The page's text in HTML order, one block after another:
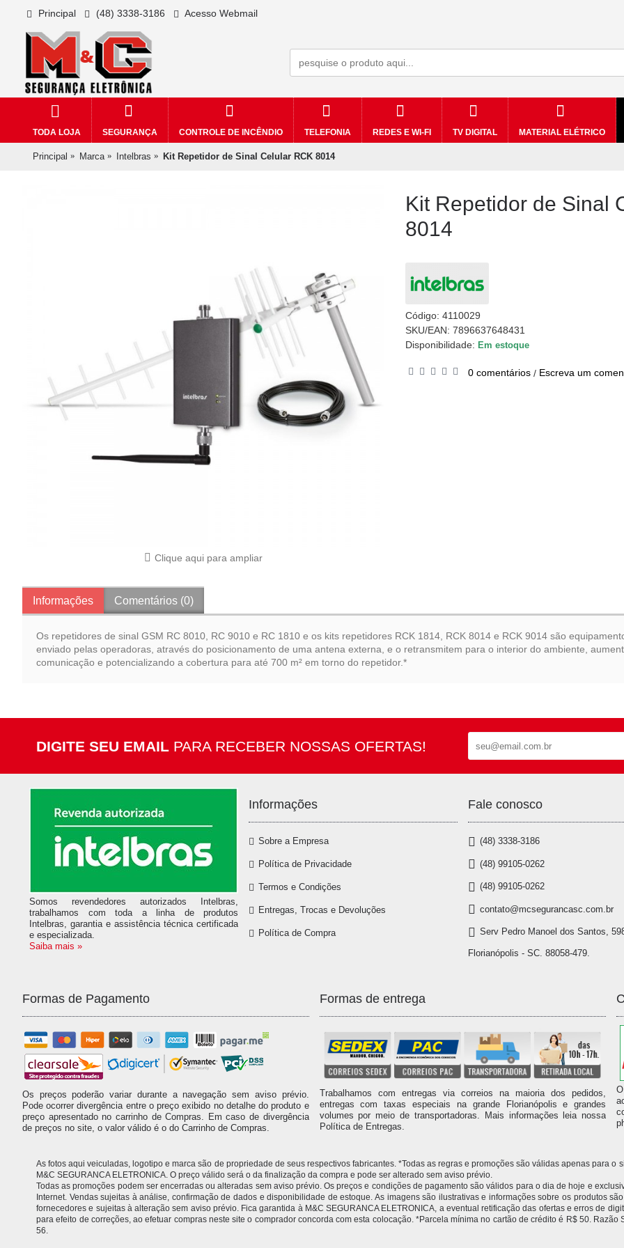
Principal (48) 3338-3186 Acesso Webmail
TODA LOJA SEGURANÇA CONTROLE DE INCÊNDIO TELEFONIA REDES E WI-FI TV DIGITAL MATERIAL ELÉTRICO
Principal Marca Intelbras Kit Repetidor de Sinal Celular RCK 8014
Clique aqui para ampliar
Kit Repetidor de Sinal
8014
Código: 4110029
SKU/EAN: 7896637648431
Disponibilidade: Em estoque
0 comentários / Escreva um
Informações Comentários (0)
Os repetidores de sinal GSM RC 8010, RC 9010 e RC 1810 e os kits repetidores RCK 1814, RCK 8014 e RCK 9014 são
enviado pelas operadoras, através do posicionamento de uma antena externa, e o retransmitem para o interior do ambiente,
comunicação e potencializando a cobertura para até 700 m² em torno do repetidor.*
DIGITE SEU EMAIL PARA RECEBER NOSSAS OFERTAS!
Somos revendedores autorizados Intelbras,
trabalhamos com toda a linha de produtos
Intelbras, garantia e assistência técnica certificada
e especializada.
Saiba mais »
Informações
Sobre a Empresa
Política de Privacidade
Termos e Condições
Entregas, Trocas e Devoluções
Política de Compra
Fale conosco
(48) 3338-3186
(48) 99105-0262
(48) 99105-0262
contato@mcsegurancasc.com.br
Serv Pedro Manoel dos Santos,
Florianópolis - SC. 88058-479.
Formas de Pagamento
Os preços poderão variar durante a navegação sem aviso prévio.
Pode ocorrer divergência entre o preço exibido no detalhe do produto e
preço apresentado no carrinho de Compras. Em caso de divergência
de preços no site, o valor válido é o do Carrinho de Compras.
Formas de entrega
Trabalhamos com entregas via correios na maioria dos pedidos,
entregas com taxas especiais na grande Florianópolis e grandes
volumes por meio de transportadoras. Mais informações leia nossa
Política de Entregas.
As fotos aqui veiculadas, logotipo e marca são de propriedade de seus respectivos fabricantes. *Todas as regras e promoções são válidas apenas para o
M&C SEGURANCA ELETRONICA. O preço válido será o da finalização da compra e pode ser alterado sem aviso prévio.
Todas as promoções podem ser encerradas ou alteradas sem aviso prévio. Os preços e condições de pagamento são válidos para o dia de hoje e
Internet. Vendas sujeitas à análise, confirmação de dados e disponibilidade de estoque. As imagens são ilustrativas e informações sobre os produtos
fornecedores e sujeitas à alteração sem aviso prévio. Fica garantida à M&C SEGURANCA ELETRONICA, a eventual retificação das ofertas e erros de
para efeito de correções, ao efetuar compras neste site o comprador concorda com esta colocação. *Parcela mínima no cartão de crédito é R$ 50. Razão
56.